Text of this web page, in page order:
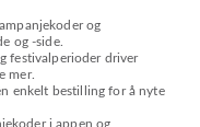
og
og -side.
festivalperioder driver
mer.
enkelt bestilling for å nyte
i appen og